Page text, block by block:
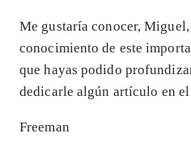
Me gustaría conocer,
conocimiento de este
que hayas podido
dedicarle algún artículo en
Freeman